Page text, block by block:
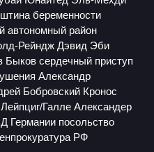
беременности
автономный район
Рейндж Дэвид Эби
Быков сердечный приступ
Александр
Бобровский Кронос
Лейпциг/Галле Александер
Германии посольство
РФ